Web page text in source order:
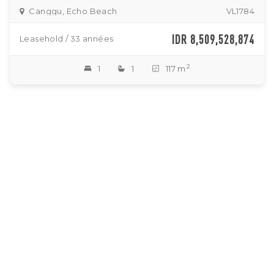
Canggu, Echo Beach VL1784
Leasehold / 33 années IDR 8,509,528,874
1 1 117 m 2